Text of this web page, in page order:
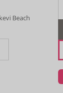
Beach